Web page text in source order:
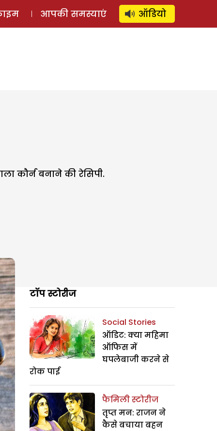
लॉग इन ⚲ SUBSCRIBE
आपकी समस्याएं ऑडियो
कौर्न बनाने की रेसिपी.
टॉप स्टोरीज
Social Stories
ऑडिट: क्या महिमा
ऑफिस में
घपलेबाजी करने से
रोक पाई
फैमिली स्टोरीज
तृप्त मन: राजन ने
कैसे बचाया बहन